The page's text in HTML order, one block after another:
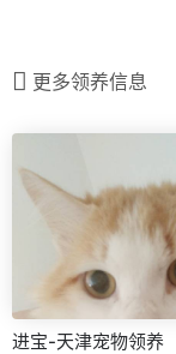
更多领养信息
进宝-天津宠物领养